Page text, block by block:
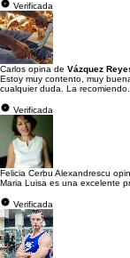
Verificada
Carlos opina de Vázquez
Estoy muy contento, muy
cualquier duda. La recomiendo..
Verificada
Felicia Cerbu Alexandrescu
Maria Luisa es una excelente
Verificada